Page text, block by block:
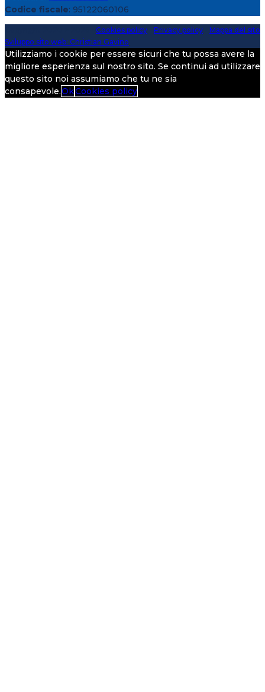
Codice fiscale: 95122060106
Cookies policy Privacy policy
Mappa del sito
Sviluppo sito web: Christian Gavino
Utilizziamo i cookie per essere sicuri che tu possa avere la
migliore esperienza sul nostro sito. Se continui ad utilizzare
questo sito noi assumiamo che tu ne sia
consapevole.OkCookies policy